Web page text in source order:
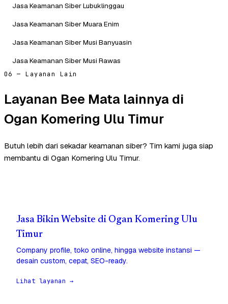
Jasa Keamanan Siber Lubuklinggau
Jasa Keamanan Siber Muara Enim
Jasa Keamanan Siber Musi Banyuasin
Jasa Keamanan Siber Musi Rawas
06 — Layanan Lain
Layanan Bee Mata lainnya di
Ogan Komering Ulu Timur
Butuh lebih dari sekadar keamanan siber? Tim kami juga siap
membantu di Ogan Komering Ulu Timur.
Jasa Bikin Website di Ogan Komering Ulu
Timur
Company profile, toko online, hingga website instansi —
desain custom, cepat, SEO-ready.
Lihat layanan →